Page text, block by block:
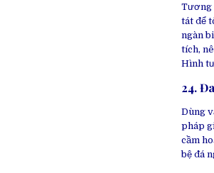
Tương
tát để
ngàn
tích,
Hình
24.
Dùng
pháp
cầm
bệ đá